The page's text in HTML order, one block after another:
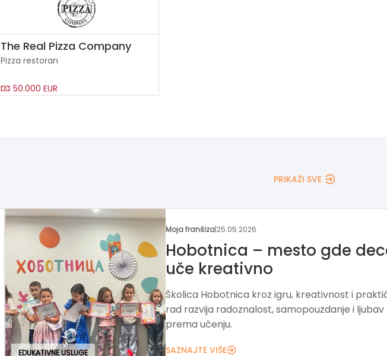
The Real Pizza Company
Pizza restoran
50.000 EUR
PRIKAŽI SVE
EDUKATIVNE USLUGE
Franšiza za razvoj
funkcionalnog znanja kod
dece
„ZNAM ZA VIŠE“ razvija način učenja i
dece kroz funkcionalno znanje i veštine.
model uz podršku omogućava pokretanje